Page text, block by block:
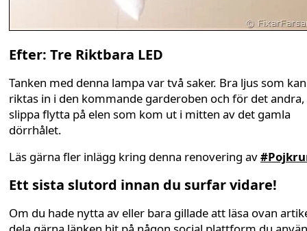
Efter: Tre Riktbara LED
Tanken med denna lampa var två saker. Bra ljus som kan
riktas in i den kommande garderoben och för det
slippa flytta på elen som kom ut i mitten av det gamla
dörrhålet.
Läs gärna fler inlägg kring denna renovering av
Ett sista slutord innan du surfar vidare!
Om du hade nytta av eller bara gillade att läsa ovan